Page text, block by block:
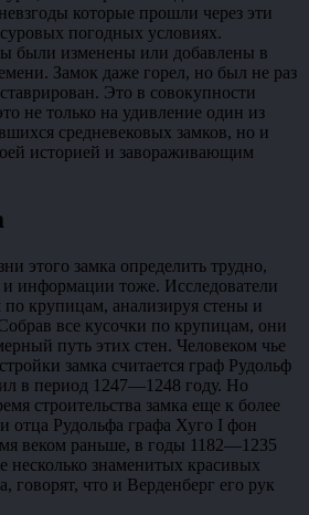
которые прошли через эти
погодных условиях.
были изменены или добавлены в
Замок даже горел, но был не раз
Это в совокупности
не только на удивление один из
средневековых замков, но и
историей и завораживающим
этого замка определить трудно,
и информации тоже. Исследователи
крупицам, анализируя стены и
все кусочки по крупицам, они
путь этих стен. Человеком чье
замка считается граф Рудольф
в период 1247—1248 году. Но
строительства замка еще к более
отца Рудольфа графа Хуго I фон
веком раньше, в годы 1182—1235
несколько знаменитых красивых
говорят, что и Верденберг его рук